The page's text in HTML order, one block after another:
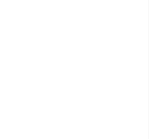
ből 5 csillag.
ből 5 csillag.